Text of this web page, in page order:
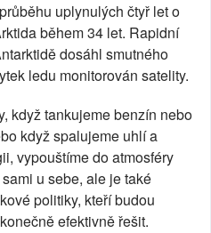
uplynulých čtyř let o
během 34 let. Rapidní
dosáhl smutného
ledu monitorován satelity.
když tankujeme benzín nebo
když spalujeme uhlí a
vypouštíme do atmosféry
u sebe, ale je také
politiky, kteří budou
efektivně řešit.